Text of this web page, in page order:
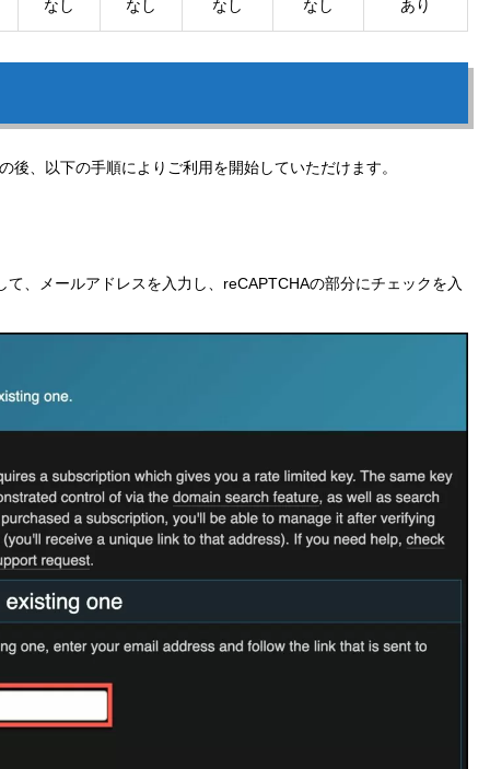
なし なし なし なし あり
、以下の手順によりご利用を開始していただけます。
て、メールアドレスを入力し、reCAPTCHAの部分にチェックを入